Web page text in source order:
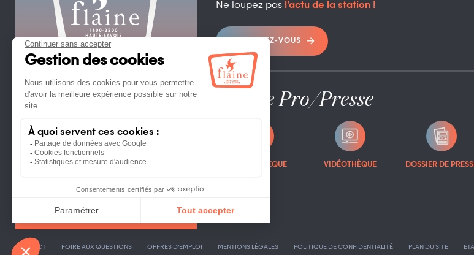
OFFICE DE TOURISME DE FLAINE
TÉL. +33 (0)4 50 90 80 01
Ne loupez pas l’actu de la station !
ABONNEZ-VOUS
Espace Pro/Presse
PHOTOTHÈQUE VIDÉOTHÈQUE DOSSIER DE
CONTACT FOIRE AUX QUESTIONS OFFRES D’EMPLOI MENTIONS LÉGALES POLITIQUE DE CONFIDENTIALITÉ PLAN DU SITE